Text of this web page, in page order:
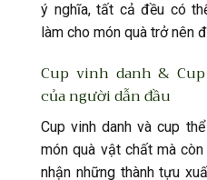
ý nghĩa, tất cả đều có
làm cho món quà trở nên
Cup vinh danh &
của người dẫn đầu
Cup vinh danh và cup
món quà vật chất mà
nhận những thành tựu